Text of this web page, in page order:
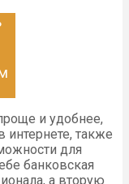
и удобнее,
интернете, также
для
банковская
а вторую